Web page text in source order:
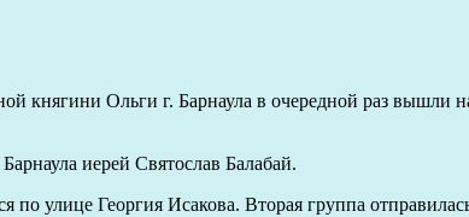
княгини Ольги г. Барнаула в очередной раз вышли
иерей Святослав Балабай.
Георгия Исакова. Вторая группа